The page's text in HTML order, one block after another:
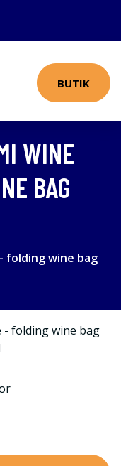
BUTIK
WINE
BAG
folding wine bag